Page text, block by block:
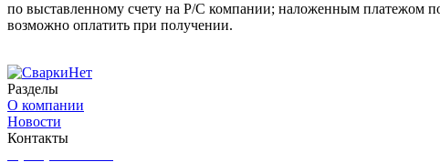
по выставленному счету на Р/С компании; наложенным платежом
возможно оплатить при получении.
Разделы
О компании
Новости
Контакты